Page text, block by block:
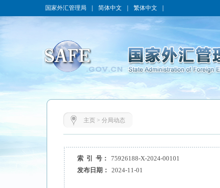
国家外汇管理局 简体中文 繁体中文
主页> 分局动态
索 引 号：
75926188-X-2024-00101
发布日期：
2024-11-01